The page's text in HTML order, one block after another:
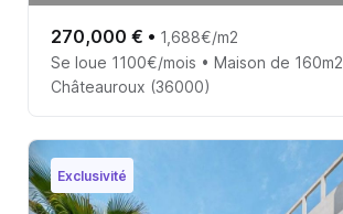
270,000 € • 1,688€/m2
Se loue 1100€/mois • Maison de 160m2
Châteauroux (36000)
Exclusivité